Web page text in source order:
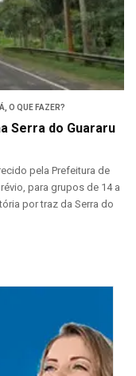
O QUE FAZER?
Serra do Guararu
pela Prefeitura de
para grupos de 14 a
por traz da Serra do